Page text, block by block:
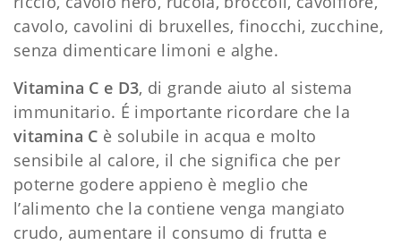
cavolo, cavolini di bruxelles, finocchi, zucchine,
senza dimenticare limoni e alghe.
Vitamina C e D3, di grande aiuto al sistema
immunitario. É importante ricordare che la
vitamina C è solubile in acqua e molto
sensibile al calore, il che significa che per
poterne godere appieno è meglio che
l’alimento che la contiene venga mangiato
crudo, aumentare il consumo di frutta e